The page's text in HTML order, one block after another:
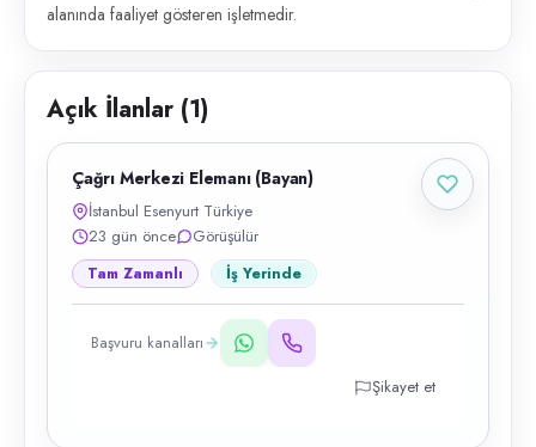
alanında faaliyet gösteren işletmedir.
Açık İlanlar (1)
Çağrı Merkezi Elemanı (Bayan)
İstanbul Esenyurt Türkiye
23 gün önce
Görüşülür
Tam Zamanlı İş Yerinde
Başvuru kanalları
Şikayet et